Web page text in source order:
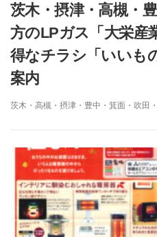
茨木・摂津・高槻・
方のLPガス「大栄産
得なチラシ「いいも
案内
茨木・高槻・摂津・豊中・箕面・吹田